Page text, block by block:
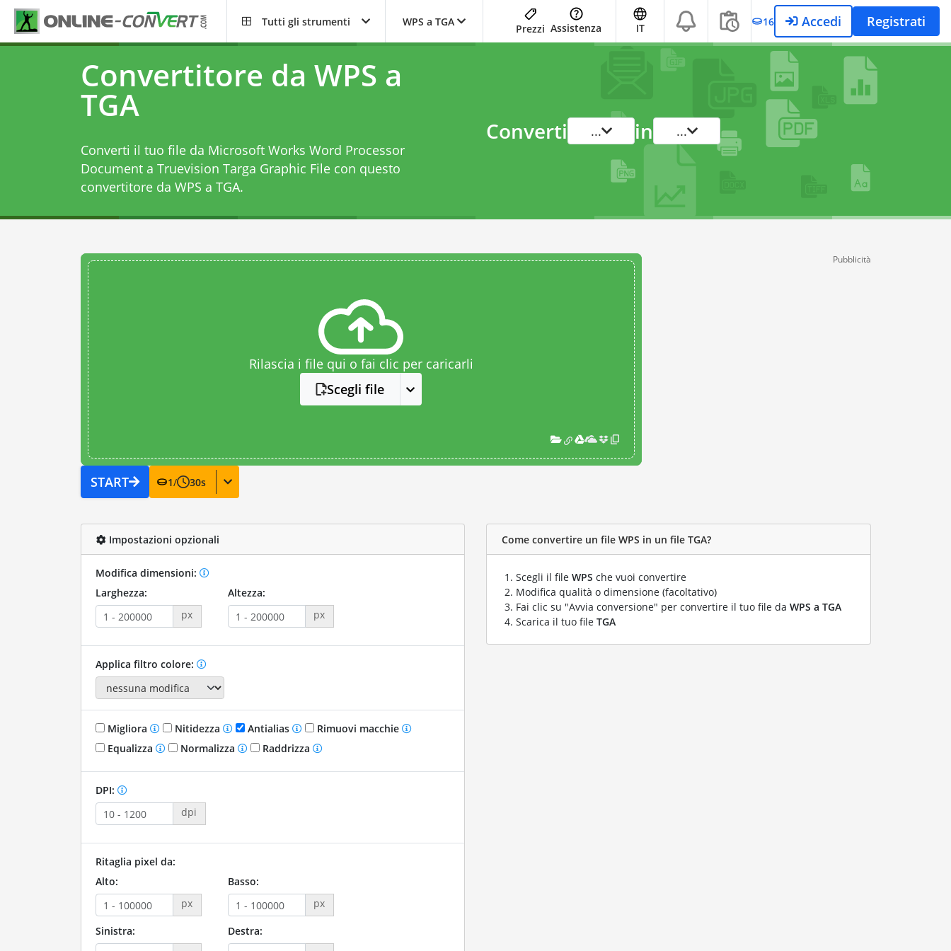
Tutti gli strumenti WPS a TGA
Prezzi Assistenza IT 16 Accedi Registrati
Convertitore da WPS a
TGA
Converti il tuo file da Microsoft Works Word Processor
Document a Truevision Targa Graphic File con questo
convertitore da WPS a TGA.
Converti ... in ...
Rilascia i file qui o fai clic per caricarli
Scegli file
START 1/ 30s
Pubblicità
Impostazioni opzionali
Modifica dimensioni:
Larghezza:
px
Altezza:
px
Applica filtro colore:
Migliora Nitidezza Antialias
Rimuovi macchie
Equalizza
Normalizza Raddrizza
DPI:
dpi
Ritaglia pixel da:
Alto:
px
Basso:
px
Sinistra:
Destra:
Come convertire un file WPS in un file TGA?
Scegli il file WPS che vuoi convertire
Modifica qualità o dimensione (facoltativo)
Fai clic su "Avvia conversione" per convertire il tuo file da WPS a TGA
Scarica il tuo file TGA